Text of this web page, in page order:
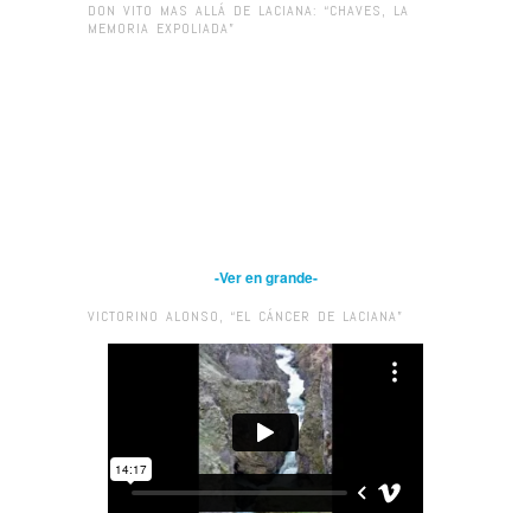
DON VITO MAS ALLÁ DE LACIANA: “CHAVES, LA
MEMORIA EXPOLIADA”
-Ver en grande-
VICTORINO ALONSO, “EL CÁNCER DE LACIANA”